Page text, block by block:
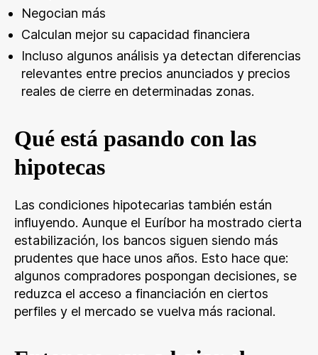
Negocian más
Calculan mejor su capacidad financiera
Incluso algunos análisis ya detectan diferencias
relevantes entre precios anunciados y precios
reales de cierre en determinadas zonas.
Qué está pasando con las
hipotecas
Las condiciones hipotecarias también están
influyendo. Aunque el Euríbor ha mostrado cierta
estabilización, los bancos siguen siendo más
prudentes que hace unos años. Esto hace que:
algunos compradores pospongan decisiones, se
reduzca el acceso a financiación en ciertos
perfiles y el mercado se vuelva más racional.